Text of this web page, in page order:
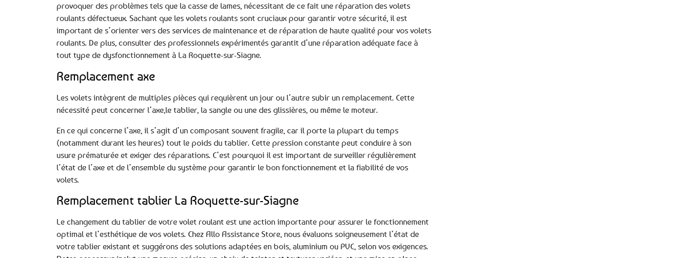
provoquer des problèmes tels que la casse de lames, nécessitant de ce fait une réparation des volets
roulants défectueux. Sachant que les volets roulants sont cruciaux pour garantir votre sécurité, il est
important de s’orienter vers des services de maintenance et de réparation de haute qualité pour vos volets
roulants. De plus, consulter des professionnels expérimentés garantit d’une réparation adéquate face à
tout type de dysfonctionnement à La Roquette-sur-Siagne.
Remplacement axe
Les volets intègrent de multiples pièces qui requièrent un jour ou l’autre subir un remplacement. Cette
nécessité peut concerner l’axe,le tablier, la sangle ou une des glissières, ou même le moteur.
En ce qui concerne l’axe, il s’agit d’un composant souvent fragile, car il porte la plupart du temps
(notamment durant les heures) tout le poids du tablier. Cette pression constante peut conduire à son
usure prématurée et exiger des réparations. C’est pourquoi il est important de surveiller régulièrement
l’état de l’axe et de l’ensemble du système pour garantir le bon fonctionnement et la fiabilité de vos
volets.
Remplacement tablier La Roquette-sur-Siagne
Le changement du tablier de votre volet roulant est une action importante pour assurer le fonctionnement
optimal et l’esthétique de vos volets. Chez Allo Assistance Store, nous évaluons soigneusement l’état de
votre tablier existant et suggérons des solutions adaptées en bois, aluminium ou PVC, selon vos exigences.